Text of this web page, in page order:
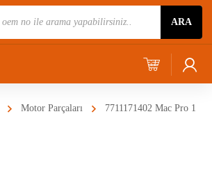
ARA
Motor Parçaları
7711171402 Mac Pro 1